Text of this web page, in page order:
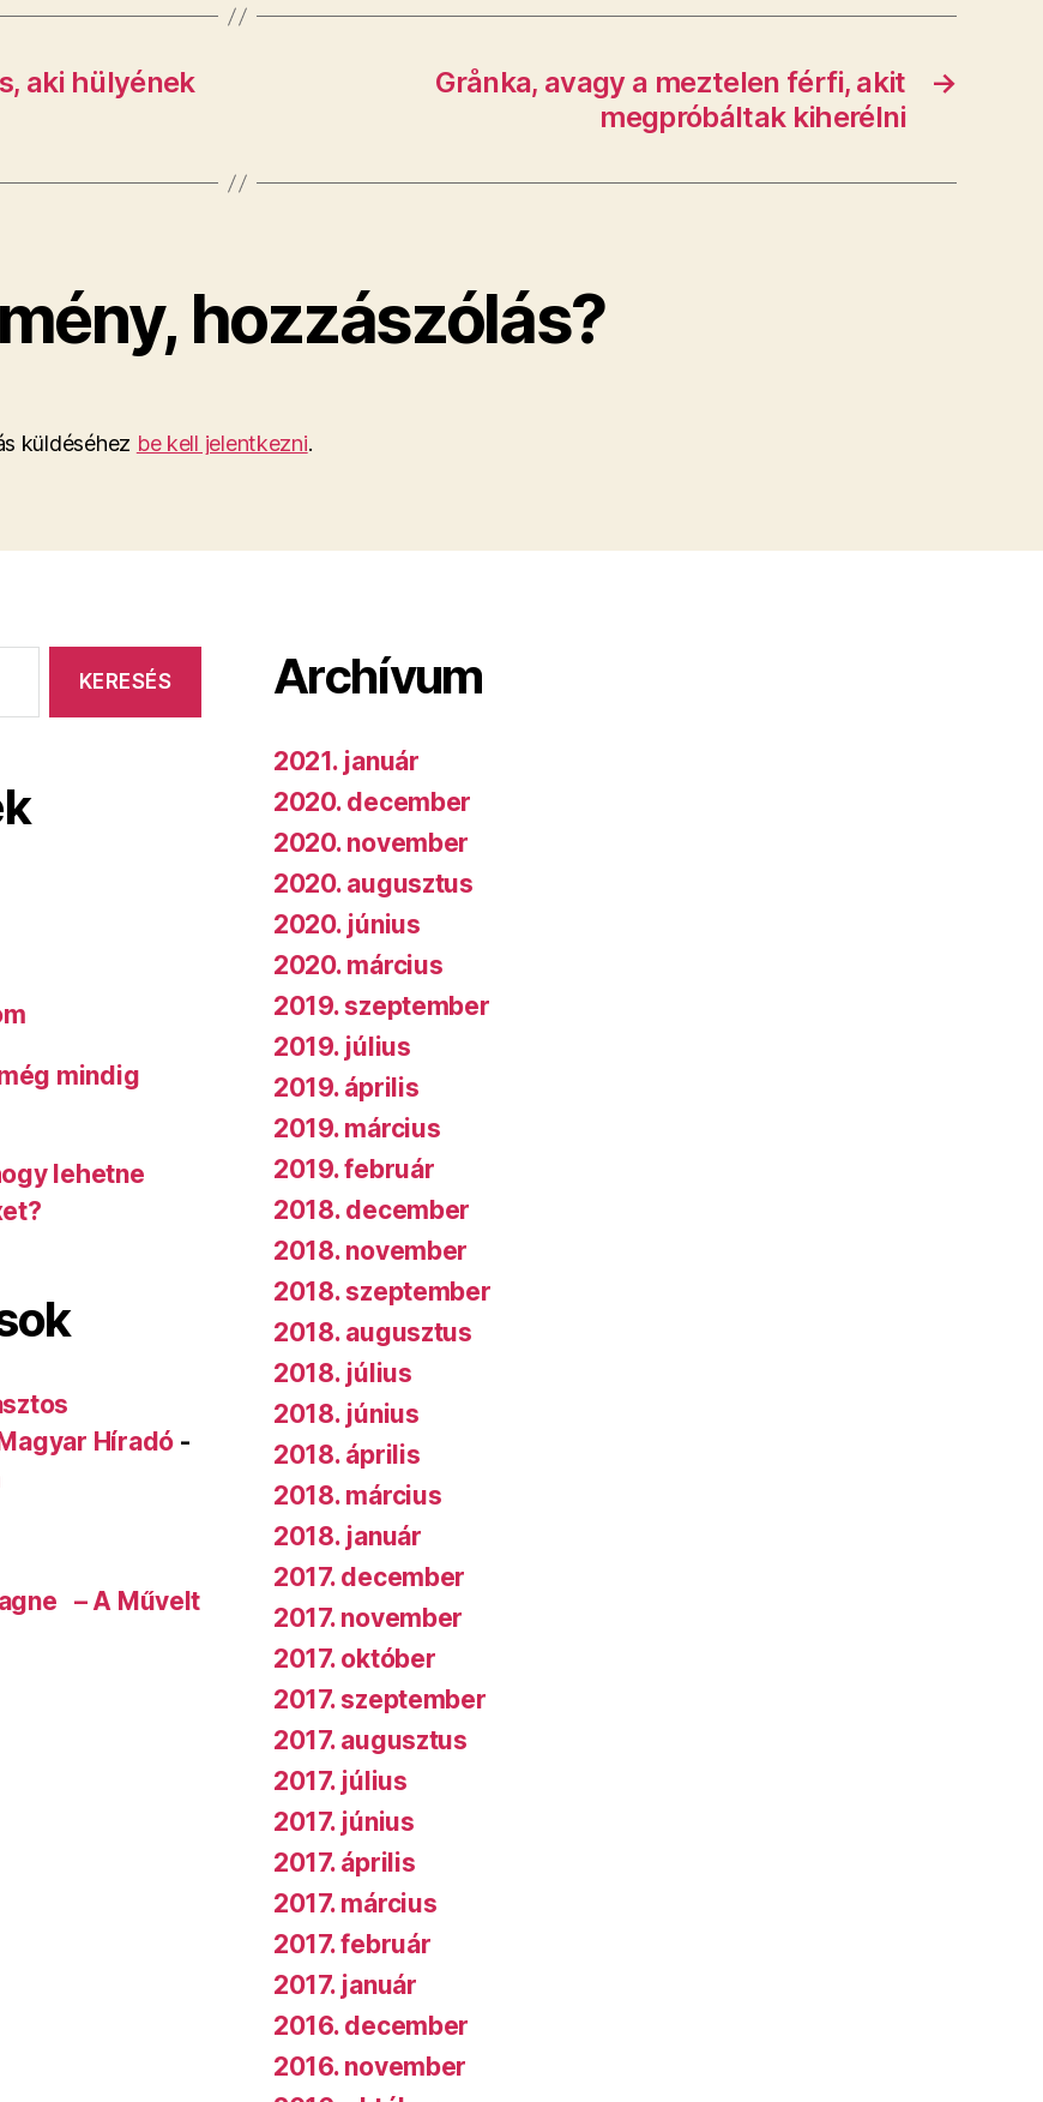
aki hülyének
→
Grånka, avagy a meztelen férfi, akit
megpróbáltak kiherélni
hozzászólás?
küldéséhez be kell jelentkezni.
mindig
lehetne
Híradó-
– A Művelt
Archívum
2021. január
2020. december
2020. november
2020. augusztus
2020. június
2020. március
2019. szeptember
2019. július
2019. április
2019. március
2019. február
2018. december
2018. november
2018. szeptember
2018. augusztus
2018. július
2018. június
2018. április
2018. március
2018. január
2017. december
2017. november
2017. október
2017. szeptember
2017. augusztus
2017. július
2017. június
2017. április
2017. március
2017. február
2017. január
2016. december
2016. november